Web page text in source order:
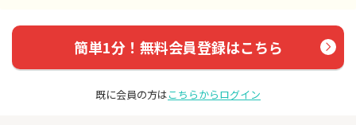
簡単1分！無料会員登録はこちら
既に会員の方はこちらからログイン